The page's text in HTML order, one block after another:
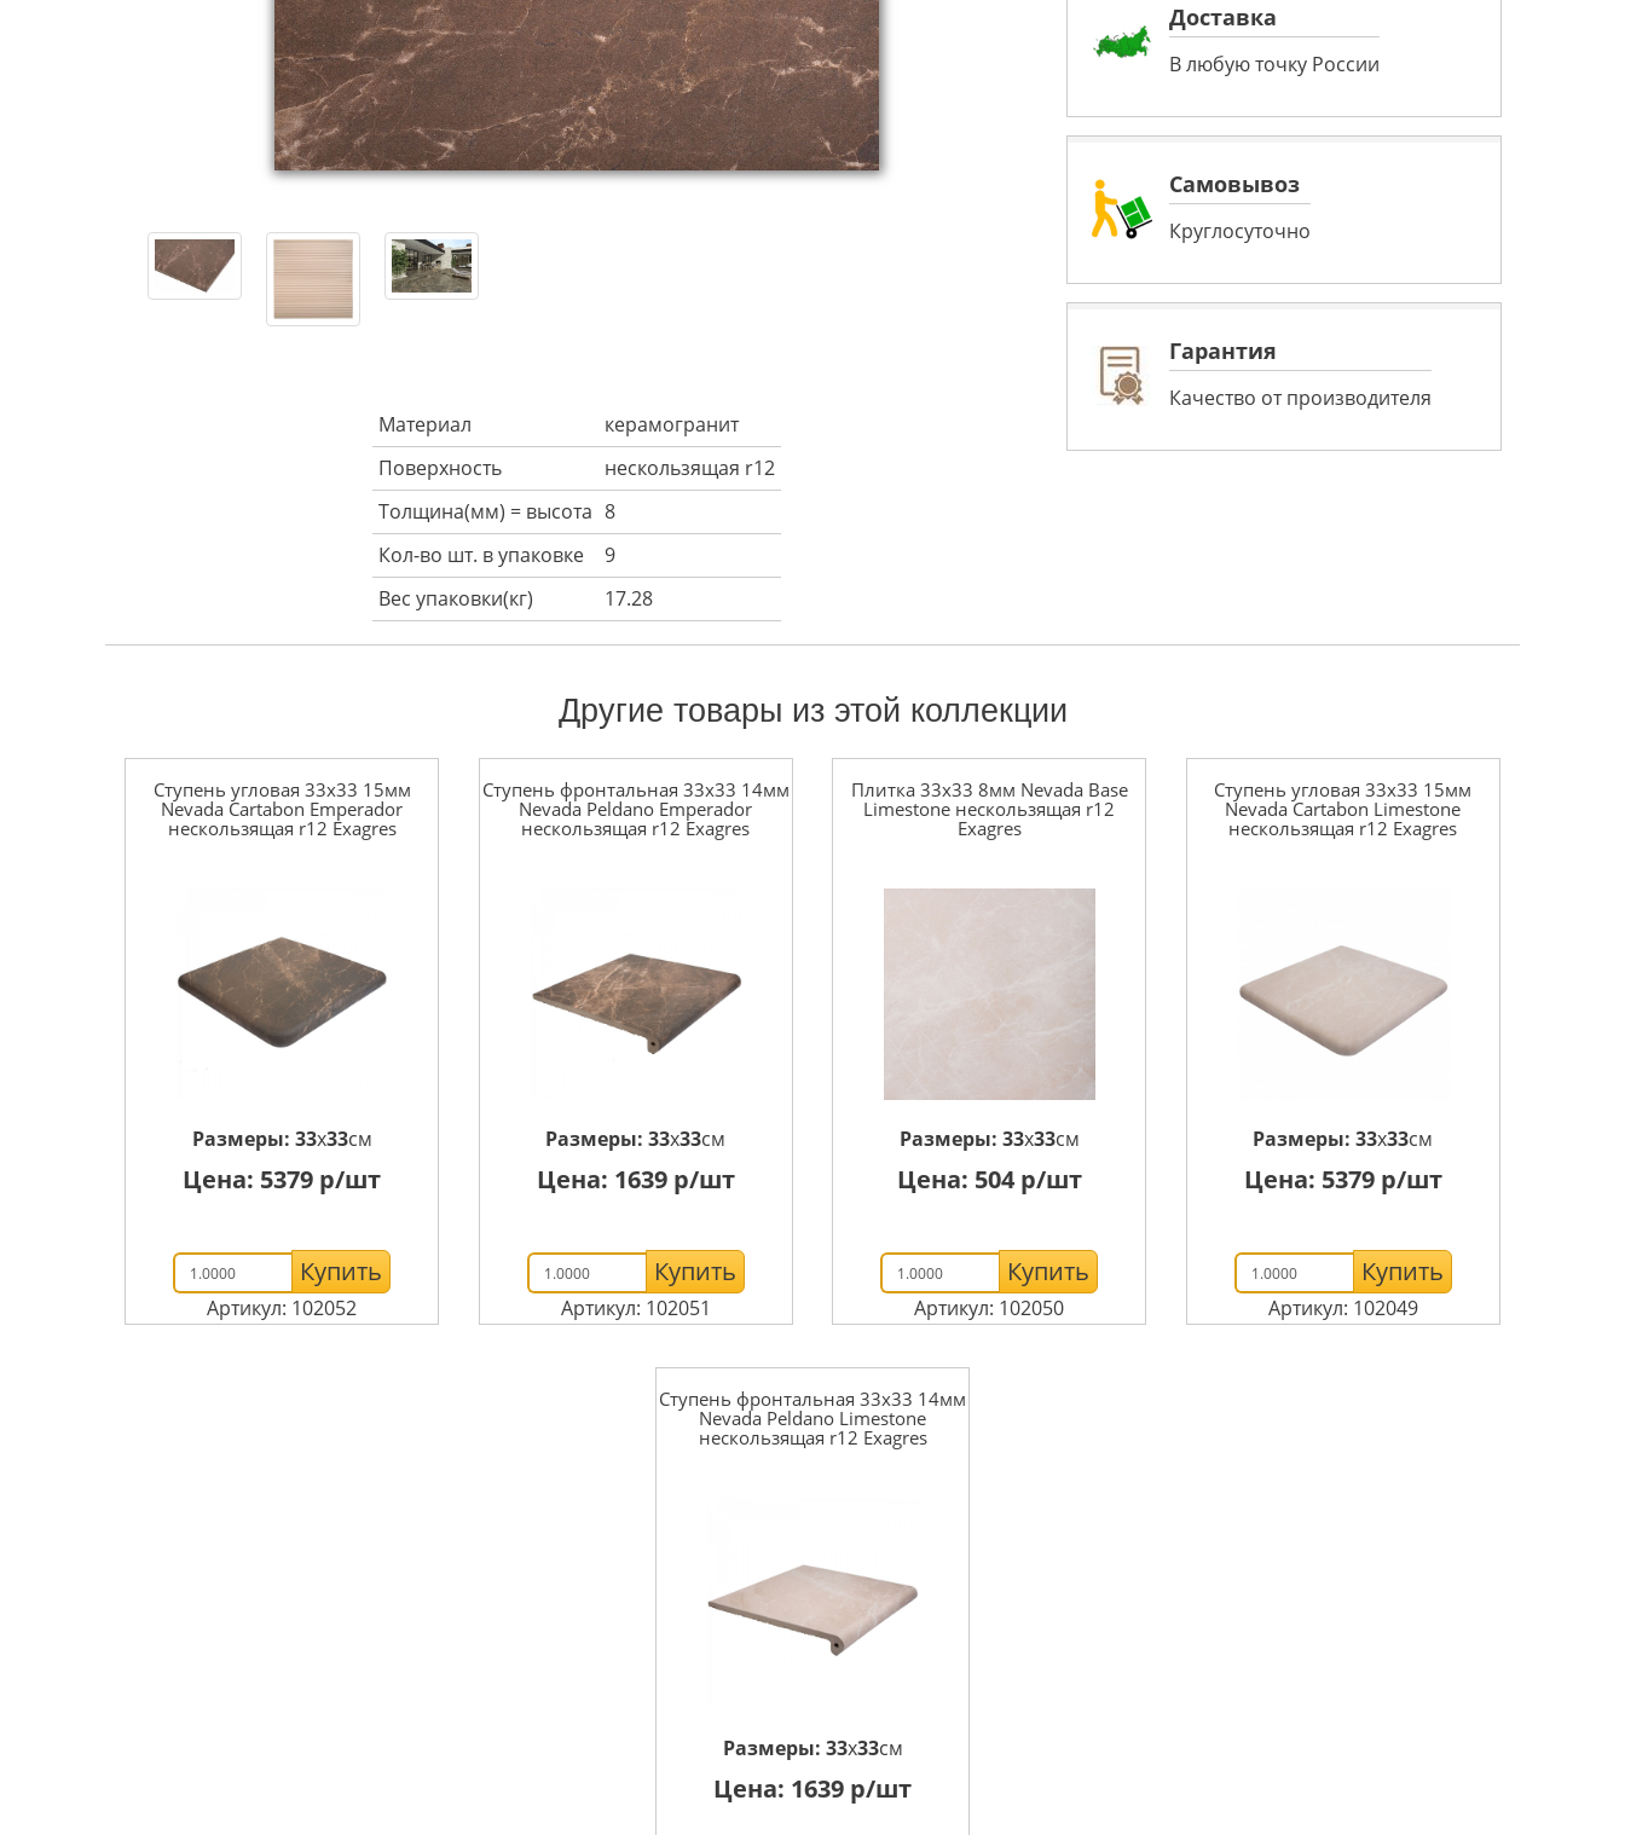
Материал
керамогранит
Поверхность
нескользящая r12
Толщина(мм) = высота 8
Кол-во шт. в упаковке
9
Вес упаковки(кг)
17.28
Доставка
В любую точку России
Самовывоз
Круглосуточно
Гарантия
Качество от производителя
Другие товары из этой коллекции
Ступень угловая 33x33 15мм
Nevada Cartabon Emperador
нескользящая r12 Exagres
Размеры: 33x33см
Цена: 5379 р/шт
Купить
Артикул: 102052
Ступень фронтальная 33x33 14мм
Nevada Peldano Emperador
нескользящая r12 Exagres
Размеры:33x33см
Цена: 1639р/шт
Купить
Артикул: 102051
Плитка 33x33 8мм Nevada Base
Limestone нескользящая r12
Exagres
Размеры: 33x33см
Цена: 504р/шт
Купить
Артикул: 102050
Ступень угловая 33x33 15мм
Nevada Cartabon Limestone
нескользящая r12 Exagres
Размеры:33x33см
Цена: 5379р/шт
Купить
Артикул: 102049
Ступень фронтальная 33x33 14мм
Nevada Peldano Limestone
нескользящая r12 Exagres
Размеры: 33x33см
Цена: 1639 р/шт